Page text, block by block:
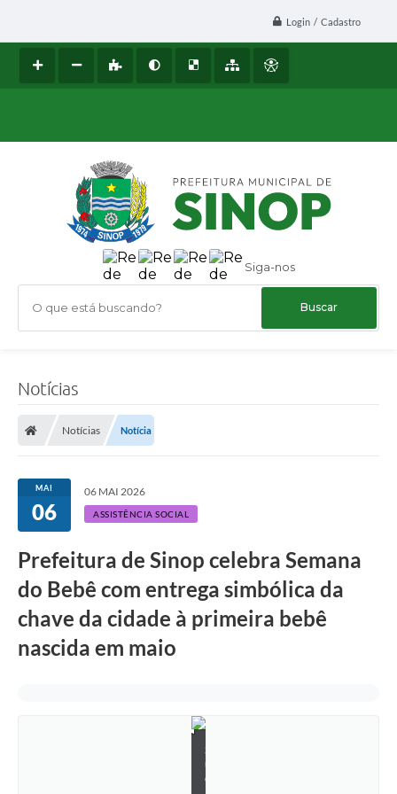
Login / Cadastro
Siga-nos
O que está buscando?
Notícias
Notícias Notícia
MAI
06
06 MAI 2026
ASSISTÊNCIA SOCIAL
Prefeitura de Sinop celebra Semana
do Bebê com entrega simbólica da
chave da cidade à primeira bebê
nascida em maio
S
u
e